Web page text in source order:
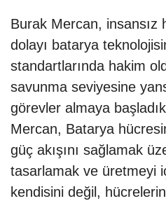
Burak Mercan, insansız
dolayı batarya
standartlarında hakim
savunma seviyesine
görevler almaya
Mercan, Batarya
güç akışını sağlamak
tasarlamak ve üretmeyi
kendisini değil,